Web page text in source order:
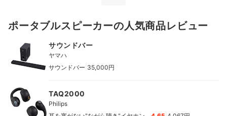
ポータブルスピーカーの人気商品レビュー
サウンドバー
ヤマハ
サウンドバー 35,000円
TAQ2000
Philips